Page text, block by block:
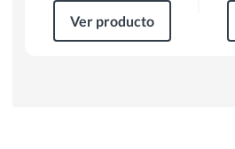
Ver producto